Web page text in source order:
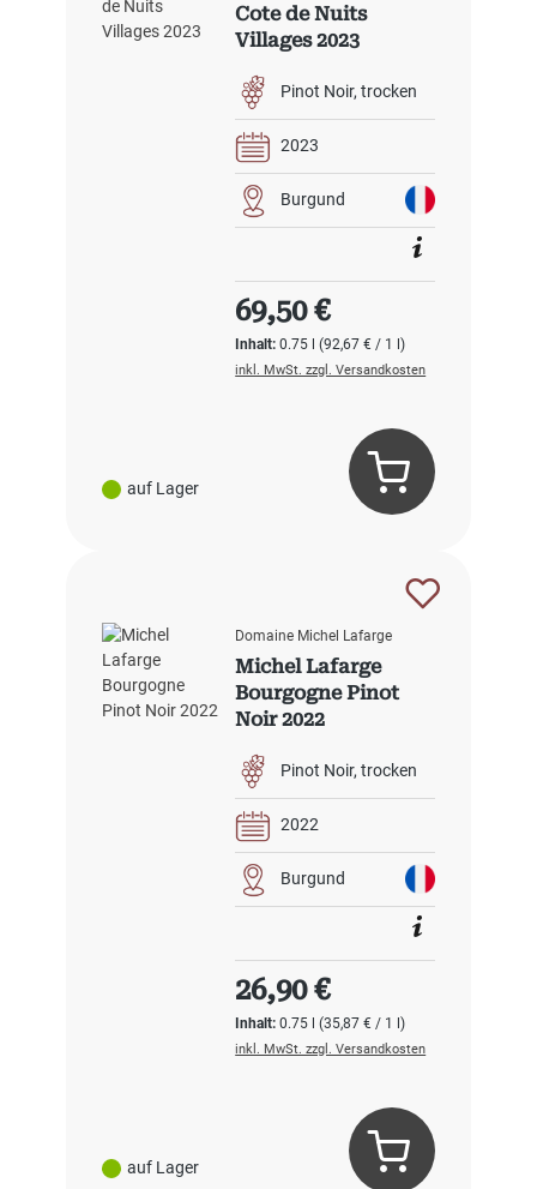
auf Lager
Cote de Nuits
Villages 2023
Pinot Noir trocken
2023
Burgund
Inhalt:0.75 l(92,67 € / 1 l)
Regulärer Preis:
69,50 €
inkl. MwSt. zzgl. Versandkosten
auf Lager
Domaine Michel Lafarge
Michel Lafarge
Bourgogne Pinot
Noir 2022
Pinot Noir trocken
2022
Burgund
Inhalt:0.75 l(35,87 € / 1 l)
Regulärer Preis:
26,90 €
inkl. MwSt. zzgl. Versandkosten